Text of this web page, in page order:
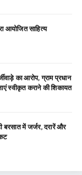
आयोजित साहित्य
का आरोप, ग्राम प्रधान
स्वीकृत कराने की शिकायत
बरसात में जर्जर, दरारें और